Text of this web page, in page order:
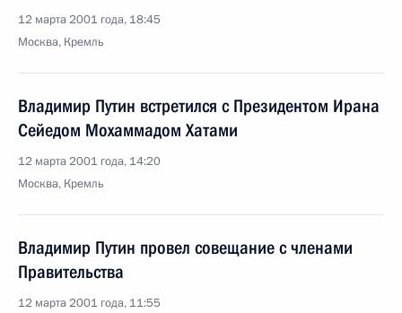
12 марта 2001 года, 18:45
Москва, Кремль
Владимир Путин встретился с Президентом Ирана
Сейедом Мохаммадом Хатами
12 марта 2001 года, 14:20
Москва, Кремль
Владимир Путин провел совещание с членами
Правительства
12 марта 2001 года, 11:55